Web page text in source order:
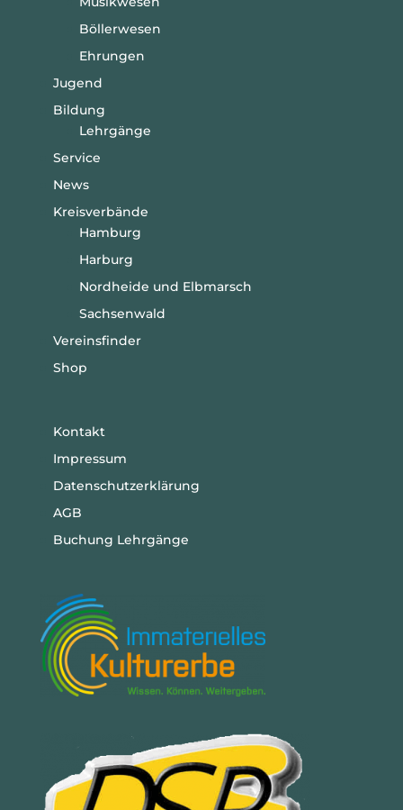
Böllerwesen
Ehrungen
Jugend
Bildung
Lehrgänge
Service
News
Kreisverbände
Hamburg
Harburg
Nordheide und Elbmarsch
Sachsenwald
Vereinsfinder
Shop
Kontakt
Impressum
Datenschutzerklärung
AGB
Buchung Lehrgänge